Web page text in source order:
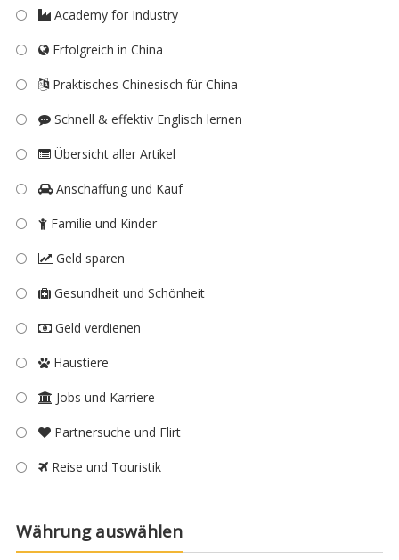
Academy for Industry
Erfolgreich in China
Praktisches Chinesisch für China
Schnell & effektiv Englisch lernen
Übersicht aller Artikel
Anschaffung und Kauf
Familie und Kinder
Geld sparen
Gesundheit und Schönheit
Geld verdienen
Haustiere
Jobs und Karriere
Partnersuche und Flirt
Reise und Touristik
Währung auswählen